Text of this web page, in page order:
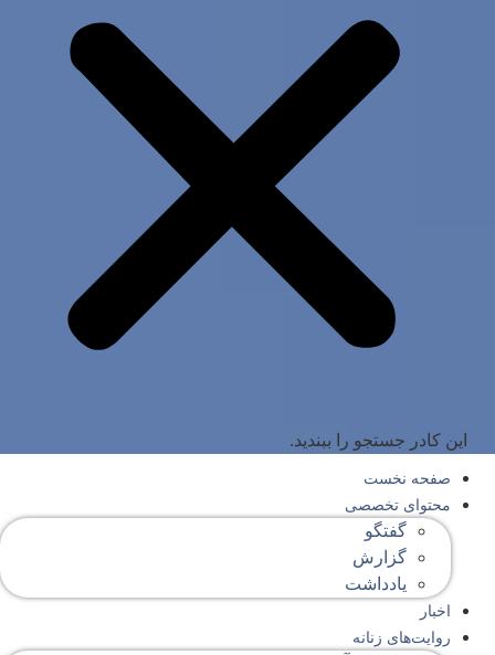
این کادر جستجو را ببندید.
صفحه‌ نخست
محتوای‌ تخصصی
گفتگو
گزارش
یادداشت
اخبار
روایت‌های زنانه